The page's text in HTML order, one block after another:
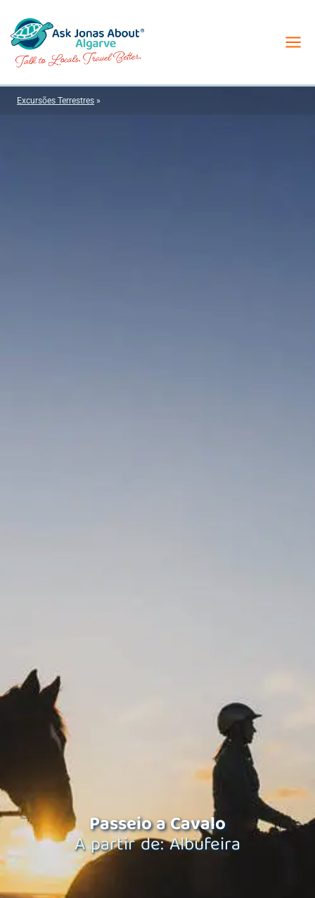
content
Excursões Terrestres »
Passeio a Cavalo
A partir de: Albufeira